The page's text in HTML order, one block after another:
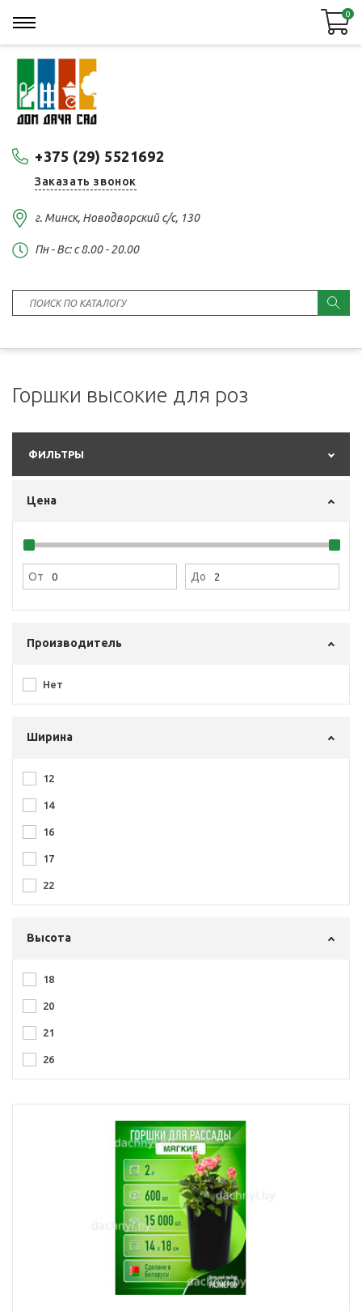
+375 (29) 5521692
Заказать звонок
г. Минск, Новодворский с/с, 130
Пн - Вс: c 8.00 - 20.00
0
Горшки высокие для роз
ФИЛЬТРЫ
Цена
От До
Производитель
Нет
Ширина
12
14
16
17
22
Высота
18
20
21
26